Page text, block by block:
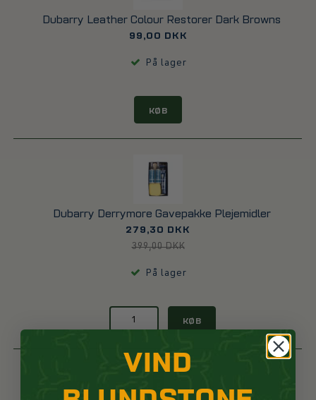
Dubarry Leather Colour Restorer Dark Browns
99,00 DKK
På lager
KØB
Dubarry Derrymore Gavepakke Plejemidler
279,30 DKK
399,00 DKK
På lager
KØB
VIND